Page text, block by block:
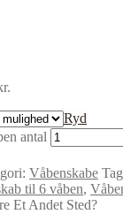
Ryd
antal
Våbenskabe
til 6 våben,
Et Andet Sted?